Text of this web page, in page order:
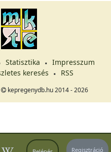
Regisztráció
Statisztika
Impresszum
keresés RSS
kepregenydb.hu 2014 - 2026